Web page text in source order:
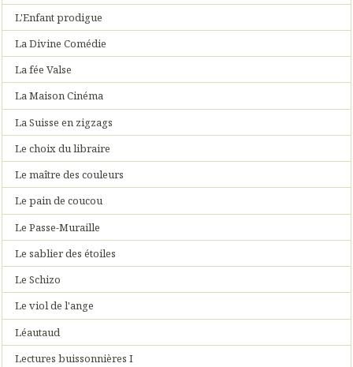
L'Enfant prodigue
La Divine Comédie
La fée Valse
La Maison Cinéma
La Suisse en zigzags
Le choix du libraire
Le maître des couleurs
Le pain de coucou
Le Passe-Muraille
Le sablier des étoiles
Le Schizo
Le viol de l'ange
Léautaud
Lectures buissonnières I